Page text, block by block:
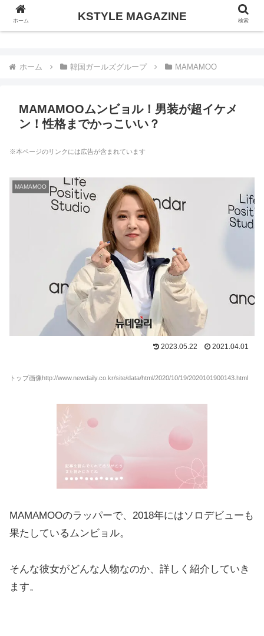
KSTYLE MAGAZINE
ホーム 韓国ガールズグループ MAMAMOO
MAMAMOOムンビョル！男装が超イケメ
ン！性格までかっこいい？
※本ページのリンクには広告が含まれています
MAMAMOO
2023.05.22 2021.04.01
トップ画像http://www.newdaily.co.kr/site/data/html/2020/10/19/2020101900143.html
MAMAMOOのラッパーで、2018年にはソロデビューも
果たしているムンビョル。
そんな彼女がどんな人物なのか、詳しく紹介していき
ます。
ホーム KSTYLE MAGAZINE 検索